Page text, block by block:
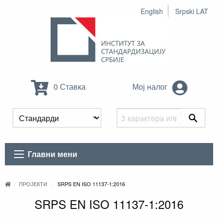
English Srpski LAT
0 Ставка Мој налог
Главни мени
ПРОЈЕКТИ SRPS EN ISO 11137-1:2016
SRPS EN ISO 11137-1:2016